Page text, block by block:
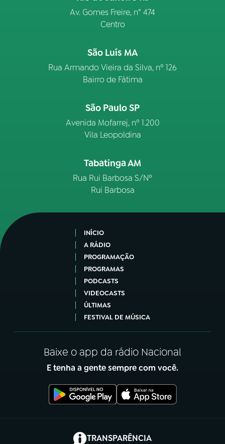
Av. Gomes Freire, n° 474
Centro
São Luís MA
Rua Armando Vieira da Silva, nº 126
Bairro de Fátima
São Paulo SP
Avenida Mofarrej, nº 1.200
Vila Leopoldina
Tabatinga AM
Rua Rui Barbosa S/Nº
Rui Barbosa
INÍCIO
A RÁDIO
PROGRAMAÇÃO
PROGRAMAS
PODCASTS
VIDEOCASTS
ÚLTIMAS
FESTIVAL DE MÚSICA
Baixe o app da rádio Nacional
E tenha a gente sempre com você.
TRANSPARÊNCIA
(abre em nova aba)